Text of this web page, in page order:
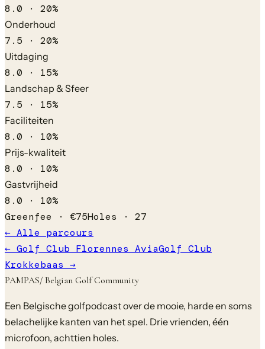
8.0 · 20%
Onderhoud
7.5 · 20%
Uitdaging
8.0 · 15%
Landschap & Sfeer
7.5 · 15%
Faciliteiten
8.0 · 10%
Prijs-kwaliteit
8.0 · 10%
Gastvrijheid
8.0 · 10%
Greenfee · €75Holes · 27
← Alle parcours
← Golf Club Florennes AviaGolf Club
Krokkebaas →
PAMPAS/ Belgian Golf Community
Een Belgische golfpodcast over de mooie, harde en soms
belachelijke kanten van het spel. Drie vrienden, één
microfoon, achttien holes.